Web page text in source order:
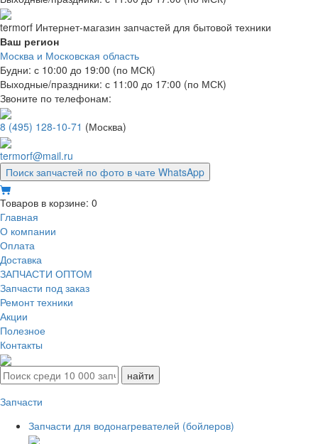
termorf Интернет-магазин запчастей для бытовой техники
Ваш регион
Москва и Московская область
Будни: с 10:00 до 19:00 (по МСК)
Выходные/праздники: с 11:00 до 17:00 (по МСК)
Звоните по телефонам:
8 (495) 128-10-71 (Москва)
termorf@mail.ru
Поиск запчастей по фото в чате WhatsApp
Товаров в корзине: 0
Главная
О компании
Оплата
Доставка
ЗАПЧАСТИ ОПТОМ
Запчасти под заказ
Ремонт техники
Акции
Полезное
Контакты
Запчасти
Запчасти для водонагревателей (бойлеров)